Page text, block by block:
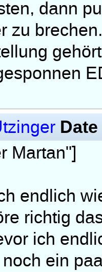
dann
zu
Date
Martan"]
endlich
richtig
ich
ein